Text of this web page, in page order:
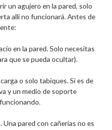
un agujero en la pared, solo
allí no funcionará. Antes de
en la pared. Solo necesitas
que se pueda ocultar).
o solo tabiques. Si es de
y un medio de soporte
Una pared con cañerías no es